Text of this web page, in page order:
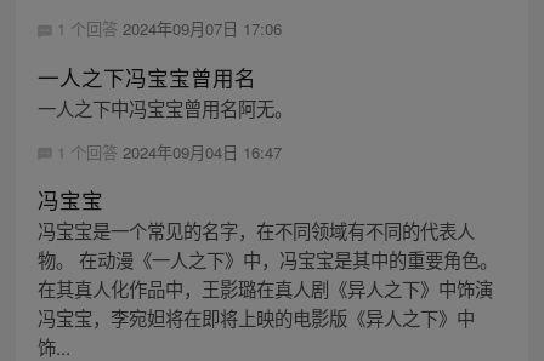
1 个回答 2024年09月07日 17:06
一人之下冯宝宝曾用名
一人之下中冯宝宝曾用名阿无。
1 个回答 2024年09月04日 16:47
冯宝宝
冯宝宝是一个常见的名字，在不同领域有不同的代表人
物。 在动漫《一人之下》中，冯宝宝是其中的重要角色。
在其真人化作品中，王影璐在真人剧《异人之下》中饰演
冯宝宝，李宛妲将在即将上映的电影版《异人之下》中
饰...